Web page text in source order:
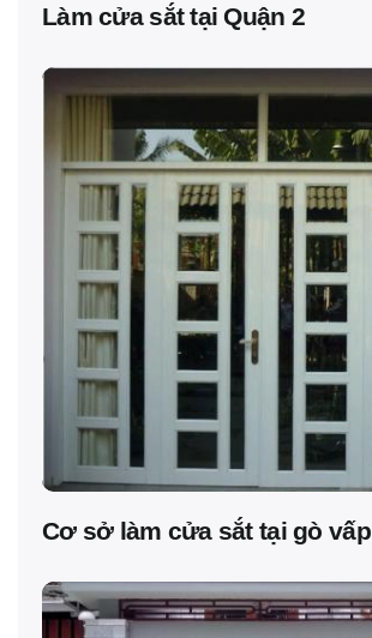
Làm cửa sắt tại Quận 2
Cơ sở làm cửa sắt tại gò vấp